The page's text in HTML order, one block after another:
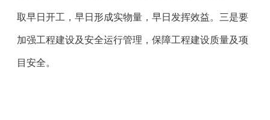
取早日开工，早日形成实物量，早日发挥效益。三是要
加强工程建设及安全运行管理，保障工程建设质量及项
目安全。